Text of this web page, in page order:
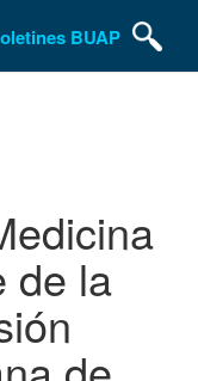
BUAP
de la